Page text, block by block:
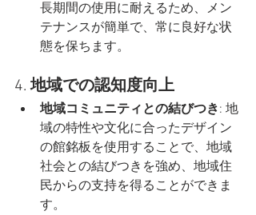
長期間の使用に耐えるため、メン
テナンスが簡単で、常に良好な状
態を保ちます。
4. 地域での認知度向上
地域コミュニティとの結びつき: 地
域の特性や文化に合ったデザイン
の館銘板を使用することで、地域
社会との結びつきを強め、地域住
民からの支持を得ることができま
す。